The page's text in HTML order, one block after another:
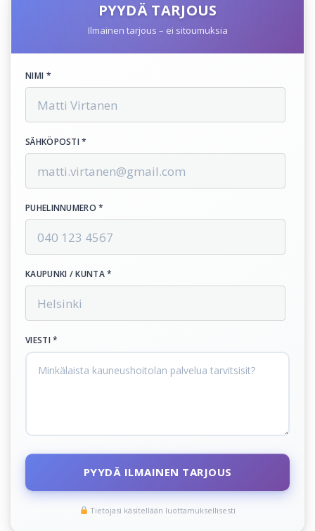
PYYDÄ TARJOUS
Ilmainen tarjous – ei sitoumuksia
NIMI *
SÄHKÖPOSTI *
PUHELINNUMERO *
KAUPUNKI / KUNTA *
VIESTI *
PYYDÄ ILMAINEN TARJOUS
Tietojasi käsitellään luottamuksellisesti